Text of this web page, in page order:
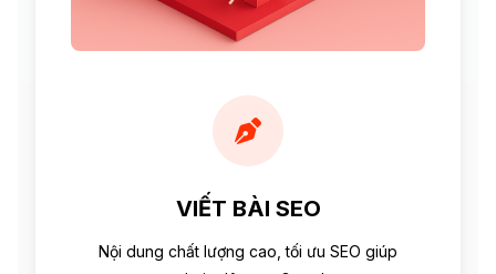
VIẾT BÀI SEO
Nội dung chất lượng cao, tối ưu SEO giúp